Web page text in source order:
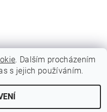
všechna práva vyhrazena
. Dalším procházením
s jejich používáním.